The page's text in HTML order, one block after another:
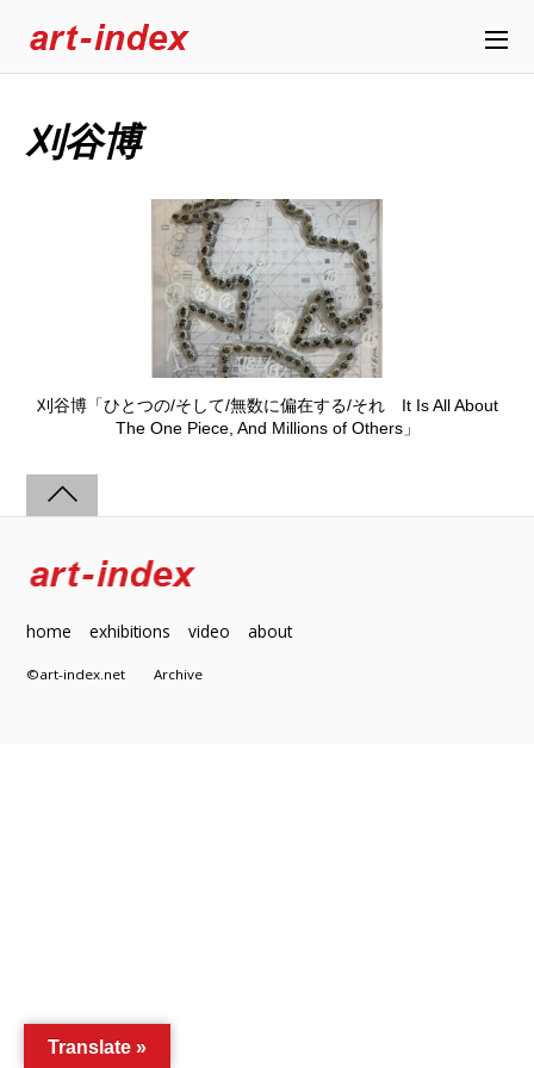
刈谷博
刈谷博「ひとつの/そして/無数に偏在する/それ It Is All About
The One Piece, And Millions of Others」
home exhibitions video about
©art-index.netArchive
Translate »